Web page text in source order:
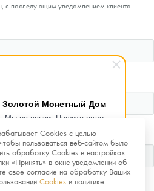
Золотой Монетный Дом
Мы на связи. Пишите если
возникнут любые вопросы.
Рады помочь.
Cookies с целью
пользоваться веб-сайтом было
обработку Cookies в настройках
«Принять» в окне-уведомлении об
свое согласие на обработку Ваших
Cookies и политике
с последующим уведомлением клиента.